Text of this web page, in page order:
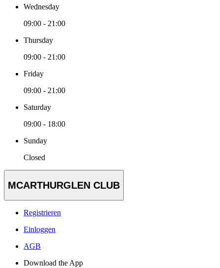
Wednesday
09:00 - 21:00
Thursday
09:00 - 21:00
Friday
09:00 - 21:00
Saturday
09:00 - 18:00
Sunday
Closed
MCARTHURGLEN CLUB
Registrieren
Einloggen
AGB
Download the App